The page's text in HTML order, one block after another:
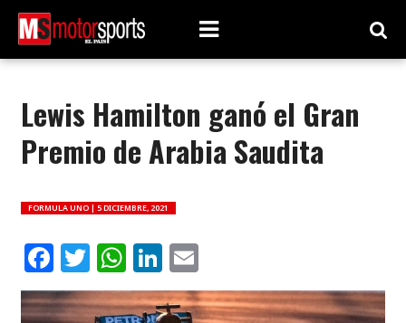
Lewis Hamilton ganó el Gran
Premio de Arabia Saudita
FORMULA UNO | 5 DICIEMBRE, 2021
Facebook
Twitter
WhatsApp
LinkedIn
Email